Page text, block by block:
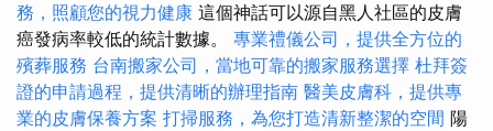
務，照顧您的視力健康 這個神話可以源自黑人社區的皮膚
癌發病率較低的統計數據。 專業禮儀公司，提供全方位的
殯葬服務 台南搬家公司，當地可靠的搬家服務選擇 杜拜簽
證的申請過程，提供清晰的辦理指南 醫美皮膚科，提供專
業的皮膚保養方案 打掃服務，為您打造清新整潔的空間 陽